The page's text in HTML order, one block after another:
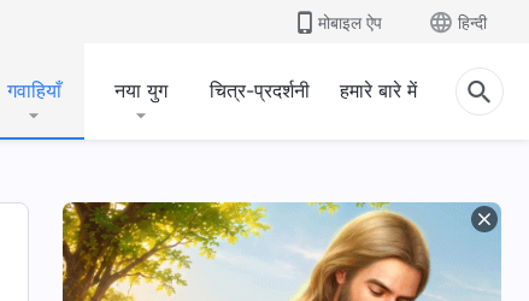
मोबाइल ऐप हिन्दी
गवाहियाँ नया युग चित्र-प्रदर्शनी हमारे बारे में